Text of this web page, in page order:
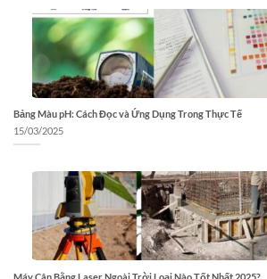
Bảng Màu pH: Cách Đọc và Ứng Dụng Trong Thực Tế
15/03/2025